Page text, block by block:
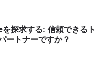
探求する: 信頼できるト
ートナーですか？